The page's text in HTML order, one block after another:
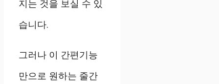
지는 것을 보실 수 있
습니다.
그러나 이 간편기능
만으로 원하는 줄간